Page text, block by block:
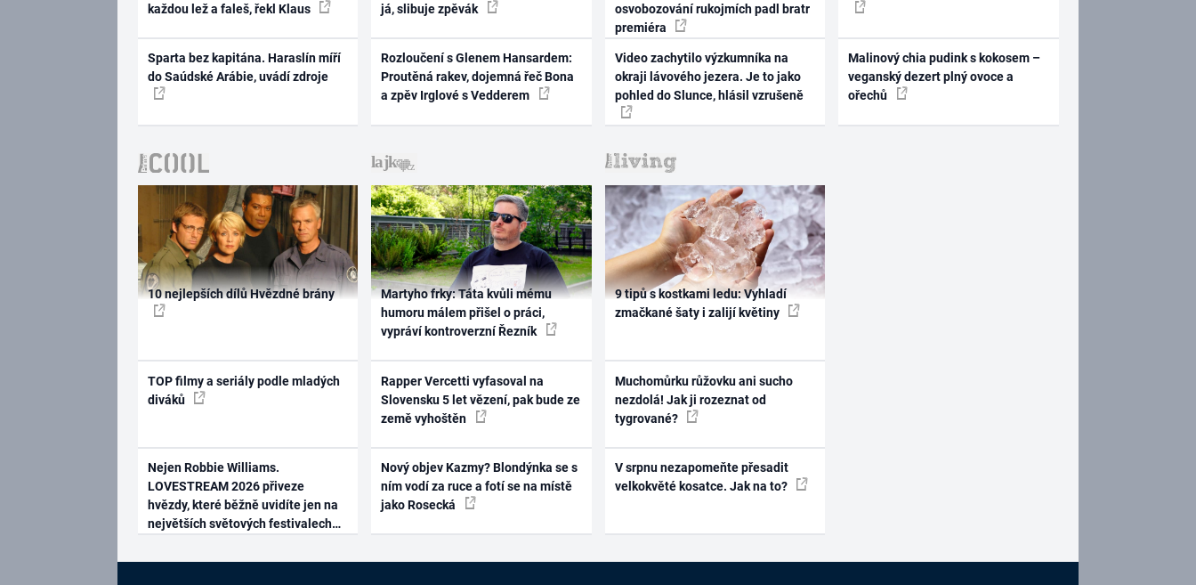
každou lež a faleš, řekl Klaus
Sparta bez kapitána. Haraslín míří
do Saúdské Arábie, uvádí zdroje
já, slibuje zpěvák
Rozloučení s Glenem Hansardem:
Proutěná rakev, dojemná řeč Bona
a zpěv Irglové s Vedderem
osvobozování rukojmích padl bratr
premiéra
Video zachytilo výzkumníka na
okraji lávového jezera. Je to jako
pohled do Slunce, hlásil vzrušeně
Malinový chia pudink s kokosem –
veganský dezert plný ovoce a
ořechů
10 nejlepších dílů Hvězdné brány
TOP filmy a seriály podle mladých
diváků
Nejen Robbie Williams.
LOVESTREAM 2026 přiveze
hvězdy, které běžně uvidíte jen na
největších světových festivalech
Martyho frky: Táta kvůli mému
humoru málem přišel o práci,
vypráví kontroverzní Řezník
Rapper Vercetti vyfasoval na
Slovensku 5 let vězení, pak bude ze
země vyhoštěn
Nový objev Kazmy? Blondýnka se s
ním vodí za ruce a fotí se na místě
jako Rosecká
9 tipů s kostkami ledu: Vyhladí
zmačkané šaty i zalijí květiny
Muchomůrku růžovku ani sucho
nezdolá! Jak ji rozeznat od
tygrované?
V srpnu nezapomeňte přesadit
velkokvěté kosatce. Jak na to?